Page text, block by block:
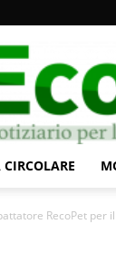
RecoPet per